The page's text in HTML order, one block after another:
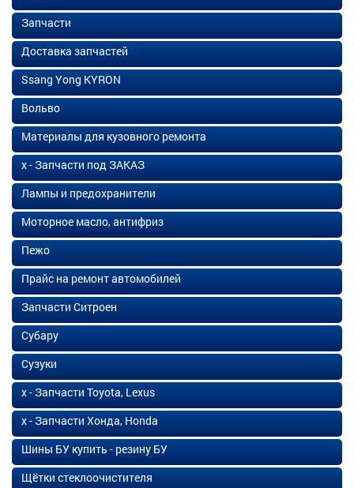
Запчасти
Доставка запчастей
Ssang Yong KYRON
Вольво
Материалы для кузовного ремонта
х - Запчасти под ЗАКАЗ
Лампы и предохранители
Моторное масло, антифриз
Пежо
Прайс на ремонт автомобилей
Запчасти Ситроен
Субару
Сузуки
х - Запчасти Toyota, Lexus
х - Запчасти Хонда, Honda
Шины БУ купить - резину БУ
Щётки стеклоочистителя